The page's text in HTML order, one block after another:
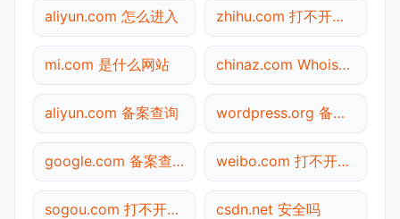
aliyun.com 怎么进入 zhihu.com 打不开检测
mi.com 是什么网站 chinaz.com Whois查询
aliyun.com 备案查询 wordpress.org 备案查询
google.com 备案查询 weibo.com 打不开检测
sogou.com 打不开检测 csdn.net 安全吗